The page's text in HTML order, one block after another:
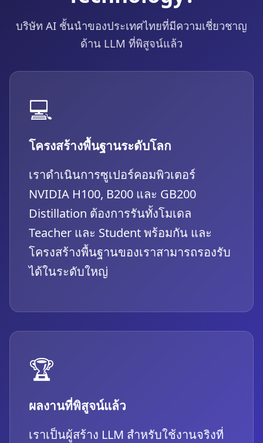
บริษัท AI ชั้นนำของประเทศไทยที่มีความเชี่ยวชาญ
ด้าน LLM ที่พิสูจน์แล้ว
💻
โครงสร้างพื้นฐานระดับโลก
เราดำเนินการซูเปอร์คอมพิวเตอร์
NVIDIA H100, B200 และ GB200
Distillation ต้องการรันทั้งโมเดล
Teacher และ Student พร้อมกัน และ
โครงสร้างพื้นฐานของเราสามารถรองรับ
ได้ในระดับใหญ่
🏆
ผลงานที่พิสูจน์แล้ว
เราเป็นผู้สร้าง LLM สำหรับใช้งานจริงที่